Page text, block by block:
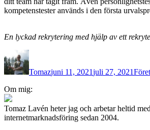
kompetenstester används i den första
En lyckad rekrytering med hjälp av ett
Författare
Tomazjuni 11, 2021juli 27, 2021
Om mig:
Tomaz Lavén heter jag och arbetar heltid med
internetmarknadsföring sedan 2004.